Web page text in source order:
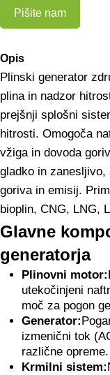
Pišite nam
Opis
Plinski generator
plina in nadzor
prejšnji splošni
hitrosti. Omogoča
vžiga in dovoda
gladko in zanesljivo,
goriva in emisij.
bioplin, CNG, LNG,
Glavne
generatorja
Plinovni motor:
utekočinjeni
moč za pogon
Generator:
izmenični tok
različne opreme.
Krmilni sistem: